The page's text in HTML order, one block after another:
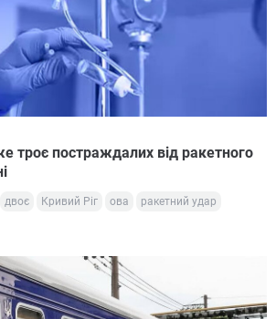
троє постраждалих від ракетного
двоє Кривий Ріг ова
ракетний удар